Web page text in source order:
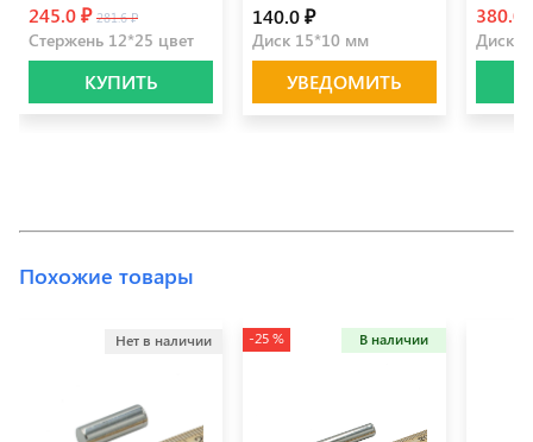
245.0 ₽ 281.6 ₽
Стержень 12*25 цвет
КУПИТЬ
140.0 ₽
Диск 15*10 мм
УВЕДОМИТЬ
380.0
Диск
Похожие товары
Нет в наличии -25 % В наличии